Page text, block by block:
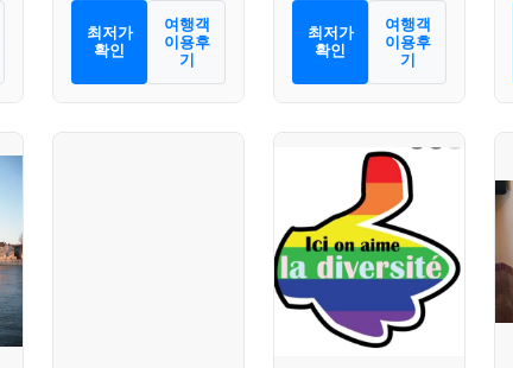
최저가
확인
여행객
이용후
기
최저가
확인
여행객
이용후
기